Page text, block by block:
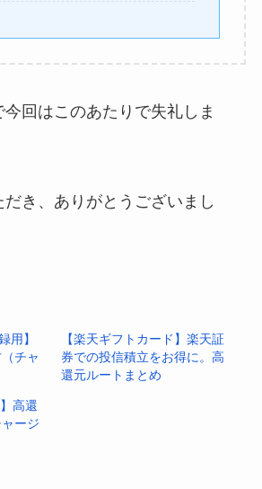
回はこのあたりで失礼しま
き、ありがとうございまし
用】
チャ
【楽天ギフトカード】楽天証
券での投信積立をお得に。高
還元ルートまとめ
高還
ージ